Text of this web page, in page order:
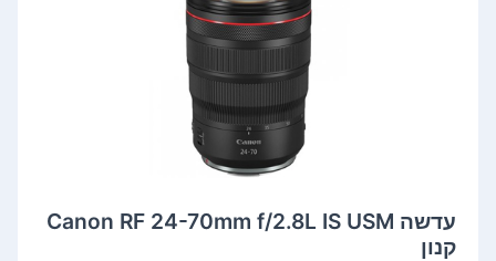
‏עדשה Canon RF 24-70mm f/2.8L IS USM
קנון